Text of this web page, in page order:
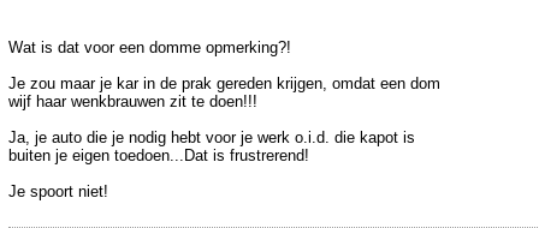
Wat is dat voor een domme opmerking?!
Je zou maar je kar in de prak gereden krijgen, omdat een dom
wijf haar wenkbrauwen zit te doen!!!
Ja, je auto die je nodig hebt voor je werk o.i.d. die kapot is
buiten je eigen toedoen...Dat is frustrerend!
Je spoort niet!